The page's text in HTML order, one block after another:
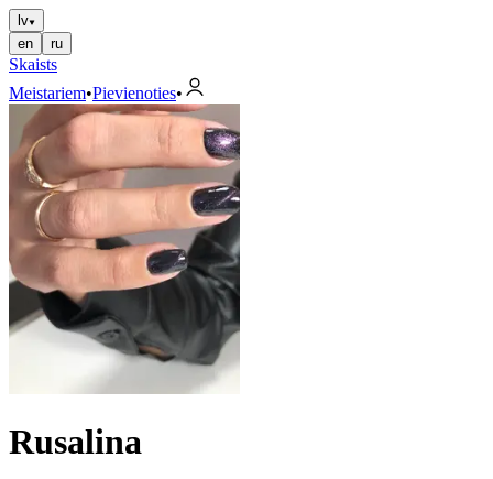
lv
en
ru
Skaists
Meistariem•Pievienoties•
Rusalina